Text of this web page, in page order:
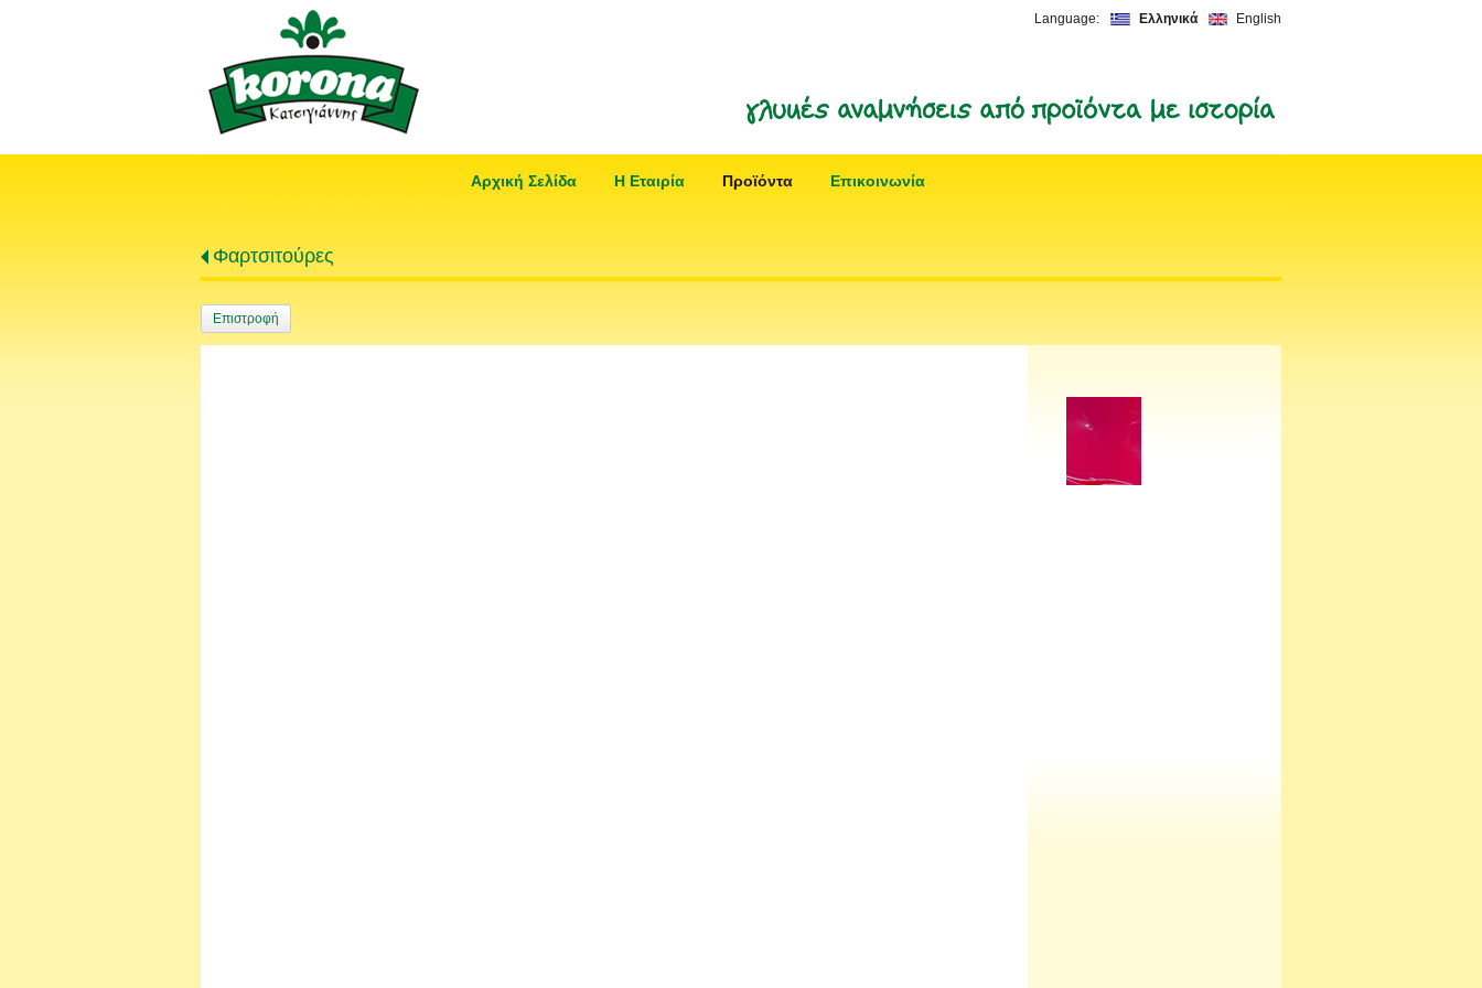
Language: Ελληνικά English
Αρχική Σελίδα Η Εταιρία Προϊόντα Επικοινωνία
Φαρτσιτούρες
Επιστροφή